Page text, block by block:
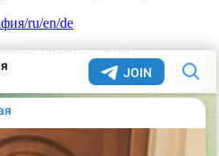
ru/en/de